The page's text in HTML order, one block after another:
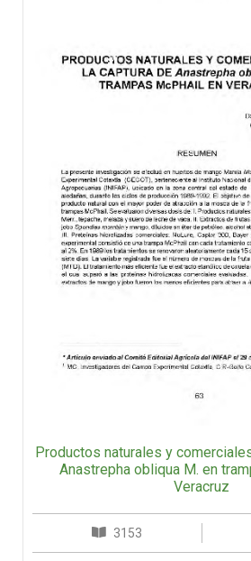
Productos naturales y
Anastrepha obliqua M. en
Veracruz
3153